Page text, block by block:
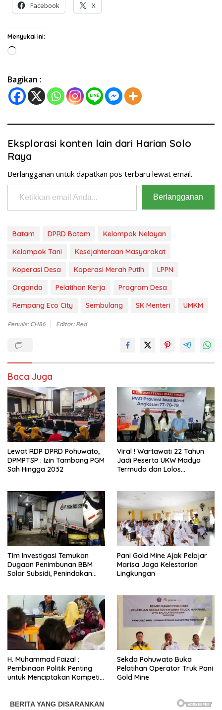
Facebook X
Menyukai ini:
Memuat...
Bagikan :
Eksplorasi konten lain dari Harian Solo
Raya
Berlangganan untuk dapatkan pos terbaru lewat email.
Ketikkan email Anda...
Berlangganan
Batam DPRD Batam
Kelompok Nelayan
Kelompok Tani
Kesejahteraan Masyarakat
Koperasi Desa
Koperasi Merah Putih
LPPN
Organda
Pelatihan Kerja
Program Desa
Rempang Eco City
Sembulang SK Menteri UMKM
Penulis: CH86 Editor: Red
Baca Juga
Lewat RDP DPRD Pohuwato,
DPMPTSP : Izin Tambang PGM
Sah Hingga 2032
Viral ! Wartawati 22 Tahun
Jadi Peserta UKW Madya
Termuda dan Lolos
Tim Investigasi Temukan
Dugaan Penimbunan BBM
Solar Subsidi, Penindakan
Pani Gold Mine Ajak Pelajar
Marisa Jaga Kelestarian
Lingkungan
H. Muhammad Faizal :
Pembinaan Politik Penting
untuk Menciptakan Kompetisi
Sekda Pohuwato Buka
Pelatihan Operator Truk Pani
Gold Mine